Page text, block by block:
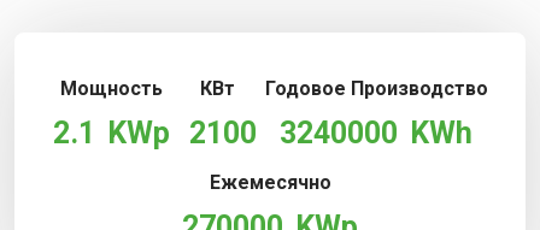
Мощность
2.1 KWp
КВт
2100
Годовое Производство
3240000 KWh
Ежемесячно